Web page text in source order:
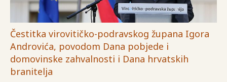
Čestitka virovitičko-podravskog župana Igora
Androvića, povodom Dana pobjede i
domovinske zahvalnosti i Dana hrvatskih
branitelja